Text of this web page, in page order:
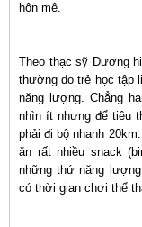
hôn mê.
Theo thạc sỹ Dương
thường do trẻ học tập
năng lượng. Chẳng
nhìn ít nhưng để tiêu
phải đi bộ nhanh
ăn rất nhiều snack
những thứ năng
có thời gian chơi thể